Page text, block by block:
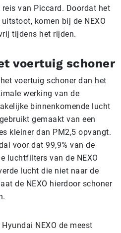
van Piccard. Doordat het
komen bij de NEXO
tijdens het rijden.
voertuig schoner
voertuig schoner dan het
werking van de
binnenkomende lucht
gemaakt van een
kleiner dan PM2,5 opvangt.
voor dat 99,9% van de
luchtfilters van de NEXO
lucht die niet naar de
de NEXO hierdoor schoner
NEXO de meest